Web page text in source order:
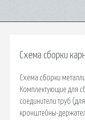
Схема сборки
Схема сборки
Комплектующие для
соединители труб
кронштейны-